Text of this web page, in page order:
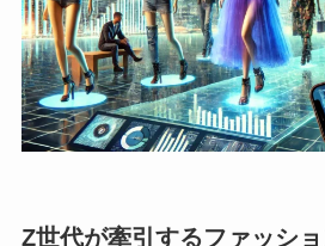
Z世代が牽引するファッシ